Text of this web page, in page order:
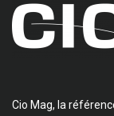
Cio Mag, la